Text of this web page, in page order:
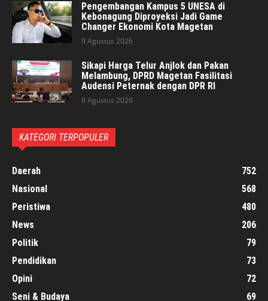
Pengembangan Kampus 5 UNESA di
Kebonagung Diproyeksi Jadi Game
Changer Ekonomi Kota Magetan
9 Agustus 2026
Sikapi Harga Telur Anjlok dan Pakan
Melambung, DPRD Magetan Fasilitasi
Audensi Peternak dengan DPR RI
8 Agustus 2026
KATEGORI TERPOPULER
Daerah
752
Nasional
568
Peristiwa
480
News
206
Politik
79
Pendidikan
73
Opini
72
Seni & Budaya
69